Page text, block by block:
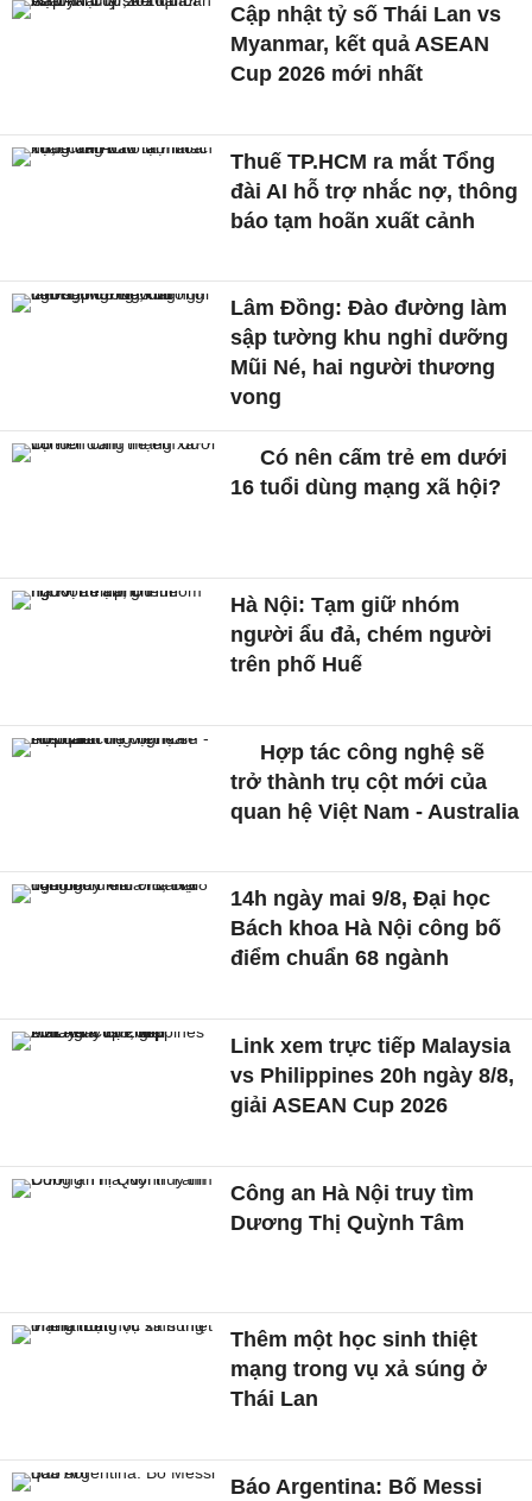
Cập nhật tỷ số Thái Lan vs
Myanmar, kết quả ASEAN
Cup 2026 mới nhất
Thuế TP.HCM ra mắt Tổng
đài AI hỗ trợ nhắc nợ, thông
báo tạm hoãn xuất cảnh
Lâm Đồng: Đào đường làm
sập tường khu nghỉ dưỡng
Mũi Né, hai người thương
vong
Có nên cấm trẻ em dưới
16 tuổi dùng mạng xã hội?
Hà Nội: Tạm giữ nhóm
người ẩu đả, chém người
trên phố Huế
Hợp tác công nghệ sẽ
trở thành trụ cột mới của
quan hệ Việt Nam - Australia
14h ngày mai 9/8, Đại học
Bách khoa Hà Nội công bố
điểm chuẩn 68 ngành
Link xem trực tiếp Malaysia
vs Philippines 20h ngày 8/8,
giải ASEAN Cup 2026
Công an Hà Nội truy tìm
Dương Thị Quỳnh Tâm
Thêm một học sinh thiệt
mạng trong vụ xả súng ở
Thái Lan
Báo Argentina: Bố Messi